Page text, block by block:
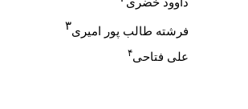
داوود خضری
فرشته طالب پور امیری
علی فتاحی